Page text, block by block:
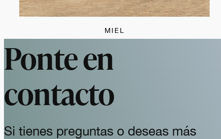
MIEL
Ponte en
contacto
Si tienes preguntas o deseas más